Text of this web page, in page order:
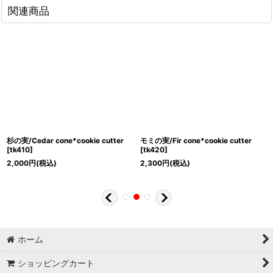
関連商品
杉の実/Cedar cone*cookie cutter
[tk410]
2,000円(税込)
モミの実/Fir cone*cookie cutter
[tk420]
2,300円(税込)
ホーム
ショッピングカート